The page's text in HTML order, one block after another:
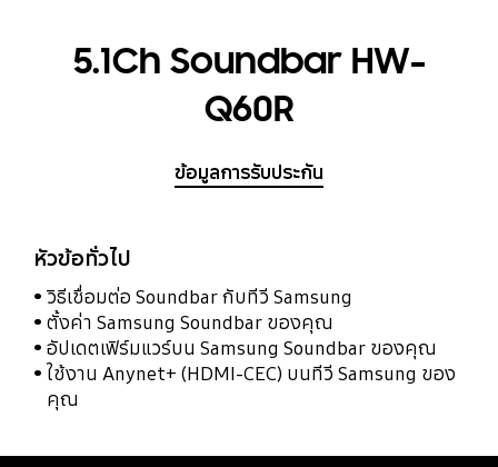
5.1Ch Soundbar HW-
Q60R
ข้อมูลการรับประกัน
หัวข้อทั่วไป
วิธีเชื่อมต่อ Soundbar กับทีวี Samsung
ตั้งค่า Samsung Soundbar ของคุณ
อัปเดตเฟิร์มแวร์บน Samsung Soundbar ของคุณ
ใช้งาน Anynet+ (HDMI-CEC) บนทีวี Samsung ของ
คุณ